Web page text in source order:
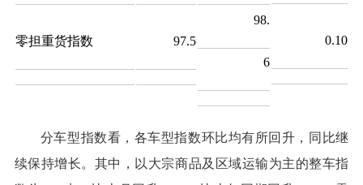
零担重货指数 97.5
98.
6
0.10
分车型指数看，各车型指数环比均有所回升，同比继
续保持增长。其中，以大宗商品及区域运输为主的整车指